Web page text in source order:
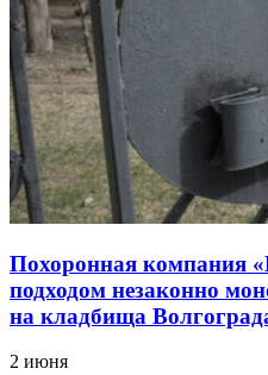
Похоронная компания
подходом незаконно
на кладбища
2 июня